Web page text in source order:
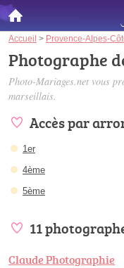
Accueil > Provence-Alpes-
Photographe
Photo-Mariages.net vous
marseillais.
Accès par
1er
4ème
5ème
11
Claude Photographie